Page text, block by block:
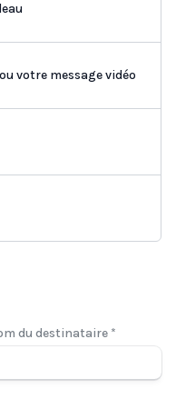
votre message vidéo
du destinataire *